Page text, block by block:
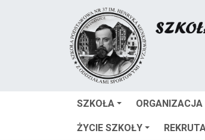
SZKOŁA ORGANIZACJA
ŻYCIE SZKOŁY